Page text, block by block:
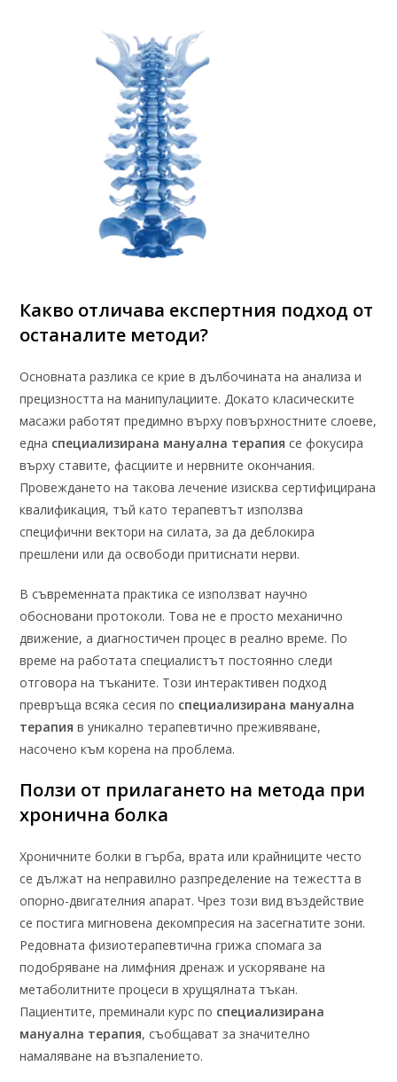
Какво отличава експертния подход от
останалите методи?
Основната разлика се крие в дълбочината на анализа и
прецизността на манипулациите. Докато класическите
масажи работят предимно върху повърхностните слоеве,
една специализирана мануална терапия се фокусира
върху ставите, фасциите и нервните окончания.
Провеждането на такова лечение изисква сертифицирана
квалификация, тъй като терапевтът използва
специфични вектори на силата, за да деблокира
прешлени или да освободи притиснати нерви.
В съвременната практика се използват научно
обосновани протоколи. Това не е просто механично
движение, а диагностичен процес в реално време. По
време на работата специалистът постоянно следи
отговора на тъканите. Този интерактивен подход
превръща всяка сесия по специализирана мануална
терапия в уникално терапевтично преживяване,
насочено към корена на проблема.
Ползи от прилагането на метода при
хронична болка
Хроничните болки в гърба, врата или крайниците често
се дължат на неправилно разпределение на тежестта в
опорно-двигателния апарат. Чрез този вид въздействие
се постига мигновена декомпресия на засегнатите зони.
Редовната физиотерапевтична грижа спомага за
подобряване на лимфния дренаж и ускоряване на
метаболитните процеси в хрущялната тъкан.
Пациентите, преминали курс по специализирана
мануална терапия, съобщават за значително
намаляване на възпалението.